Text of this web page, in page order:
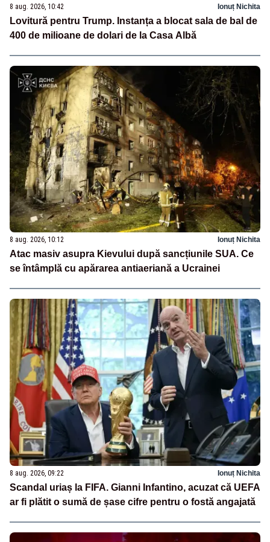
8 aug. 2026, 10:42 Ionuț Nichita
Lovitură pentru Trump. Instanța a blocat sala de bal de
400 de milioane de dolari de la Casa Albă
8 aug. 2026, 10:12 Ionuț Nichita
Atac masiv asupra Kievului după sancțiunile SUA. Ce
se întâmplă cu apărarea antiaeriană a Ucrainei
8 aug. 2026, 09:22 Ionuț Nichita
Scandal uriaș la FIFA. Gianni Infantino, acuzat că UEFA
ar fi plătit o sumă de șase cifre pentru o fostă angajată